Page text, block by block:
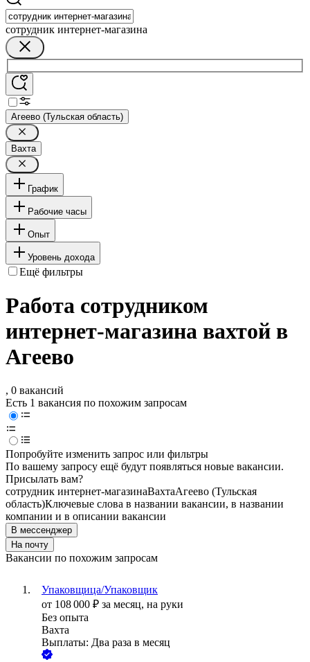
сотрудник интернет-магазина
Агеево (Тульская область)
Вахта
График
Рабочие часы
Опыт
Уровень дохода
Ещё фильтры
Работа сотрудником
интернет-магазина вахтой в
Агеево
, 0 вакансий
Есть 1 вакансия по похожим запросам
Попробуйте изменить запрос или фильтры
По вашему запросу ещё будут появляться новые вакансии.
Присылать вам?
сотрудник интернет-магазинаВахтаАгеево (Тульская
область)Ключевые слова в названии вакансии, в названии
компании и в описании вакансии
В мессенджер
На почту
Вакансии по похожим запросам
Упаковщица/Упаковщик
от 108 000 ₽ за месяц, на руки
Без опыта
Вахта
Выплаты: Два раза в месяц